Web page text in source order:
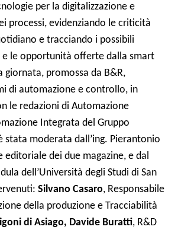
per la digitalizzazione e
processi, evidenziando le criticità
e tracciando i possibili
le opportunità offerte dalla smart
giornata, promossa da B&R,
di automazione e controllo, in
le redazioni di Automazione
Integrata del Gruppo
stata moderata dall’ing. Pierantonio
editoriale dei due magazine, e dal
dell’Università degli Studi di San
Silvano Casaro, Responsabile
della produzione e Tracciabilità
di Asiago, Davide Buratti, R&D